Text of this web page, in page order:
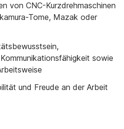
von CNC-Kurzdrehmaschinen
Tome, Mazak oder
sowie
und Freude an der Arbeit